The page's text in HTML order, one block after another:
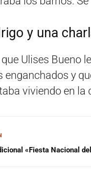
y una
Ulises Bueno
y
viviendo en la
«Fiesta Nacional